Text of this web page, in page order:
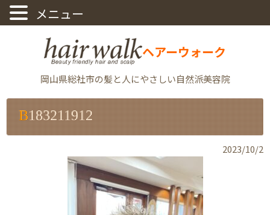
ヘアーウォーク
岡山県総社市の髪と人にやさしい自然派美容院
B183211912
2023/10/2